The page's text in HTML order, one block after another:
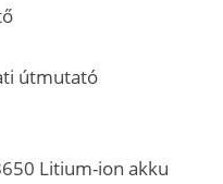
útmutató
Litium-ion akku